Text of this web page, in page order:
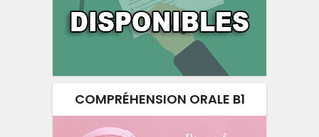
COMPRÉHENSION ORALE B1